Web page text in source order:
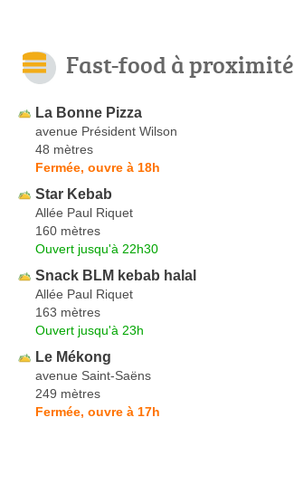
Fast-food à proximité
La Bonne Pizza
avenue Président Wilson
48 mètres
Fermée, ouvre à 18h
Star Kebab
Allée Paul Riquet
160 mètres
Ouvert jusqu'à 22h30
Snack BLM kebab halal
Allée Paul Riquet
163 mètres
Ouvert jusqu'à 23h
Le Mékong
avenue Saint-Saëns
249 mètres
Fermée, ouvre à 17h